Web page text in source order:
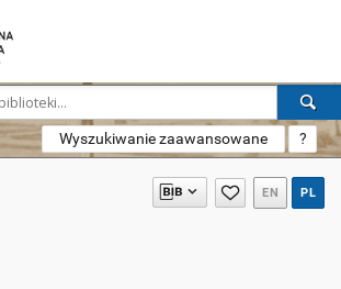
Wyszukiwanie zaawansowane ?
EN PL